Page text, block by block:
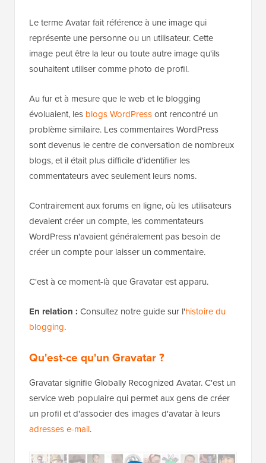
Le terme Avatar fait référence à une image qui
représente une personne ou un utilisateur. Cette
image peut être la leur ou toute autre image qu'ils
souhaitent utiliser comme photo de profil.
Au fur et à mesure que le web et le blogging
évoluaient, les blogs WordPressont rencontré un
problème similaire. Les commentaires WordPress
sont devenus le centre de conversation de nombreux
blogs, et il était plus difficile d'identifier les
commentateurs avec seulement leurs noms.
Contrairement aux forums en ligne, où les utilisateurs
devaient créer un compte, les commentateurs
WordPress n'avaient généralement pas besoin de
créer un compte pour laisser un commentaire.
C'est à ce moment-là que Gravatar est apparu.
En relation : Consultez notre guide sur l'histoire du
blogging.
Qu'est-ce qu'un Gravatar ?
Gravatar signifie Globally Recognized Avatar. C'est un
service web populaire qui permet aux gens de créer
un profil et d'associer des images d'avatar à leurs
adresses e-mail.